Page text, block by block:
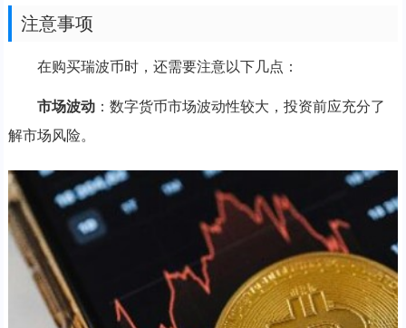
注意事项
在购买瑞波币时，还需要注意以下几点：
市场波动：数字货币市场波动性较大，投资前应充分了
解市场风险。